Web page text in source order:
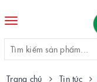
Toggle
Trang chủ Tin tức